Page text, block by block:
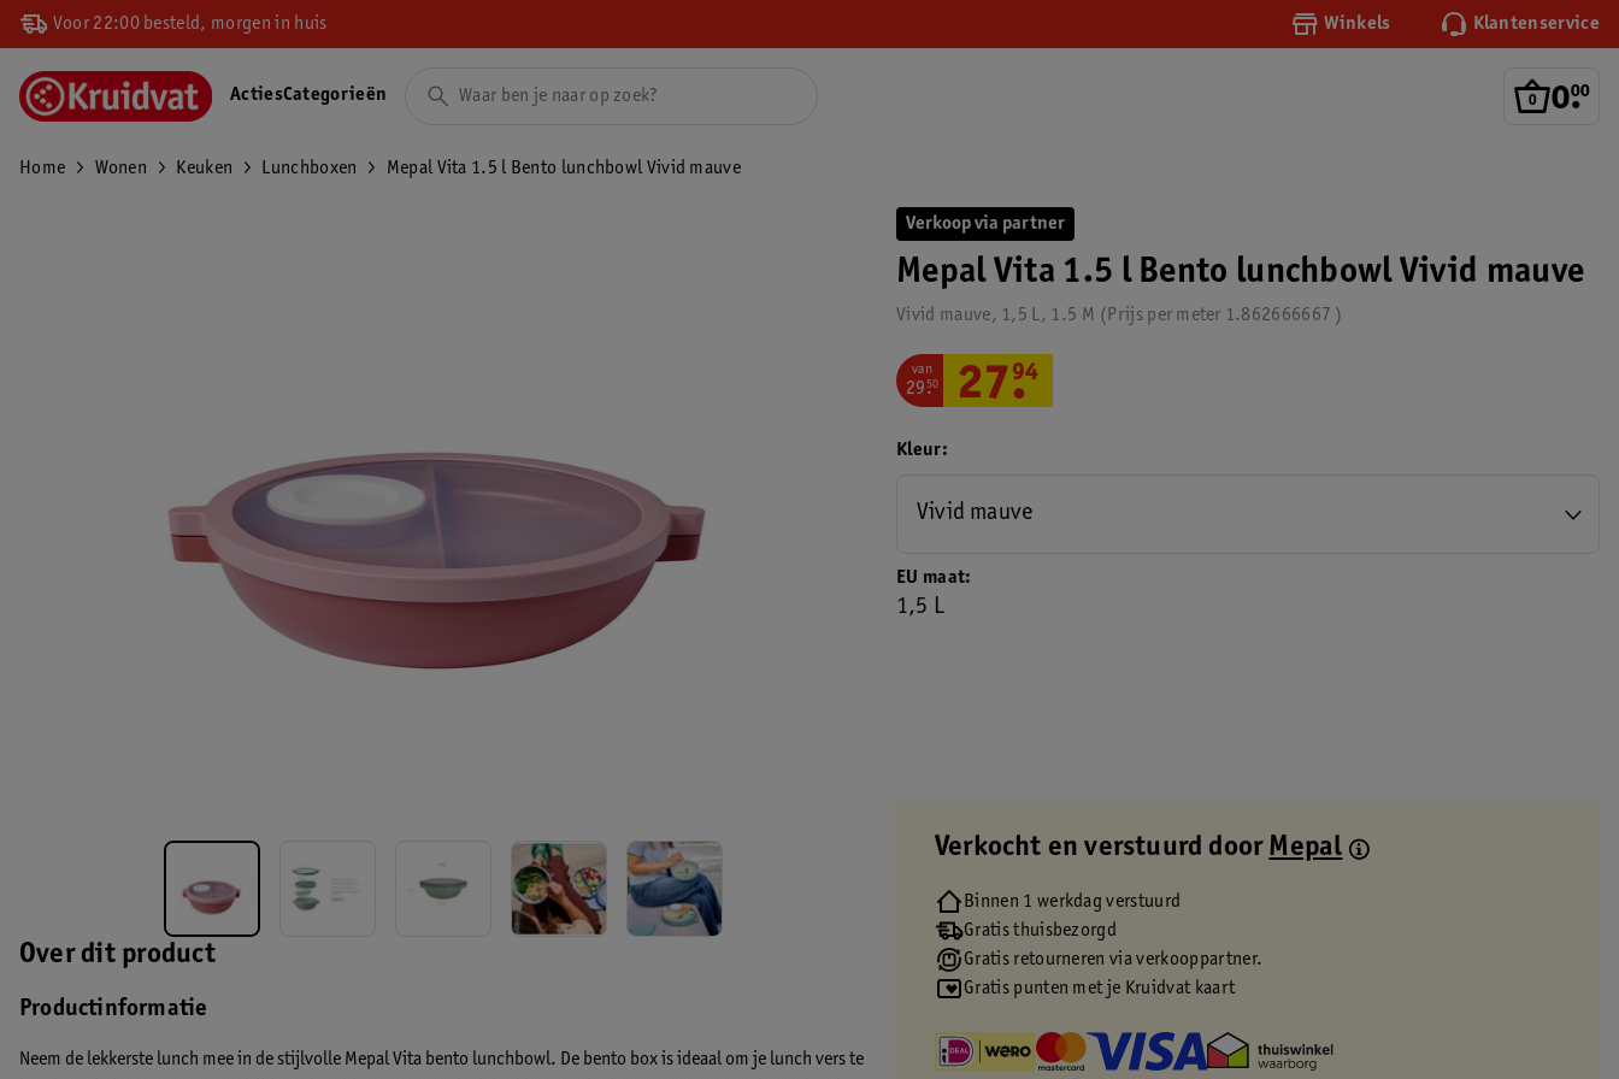
Voor 22:00 besteld, morgen in huis Winkels Klantenservice
0.
00
ActiesCategorieën
Home Wonen Keuken Lunchboxen Mepal Vita 1.5 l Bento lunchbowl Vivid mauve
Over dit product
Productinformatie
Neem de lekkerste lunch mee in de stijlvolle Mepal Vita bento lunchbowl. De bento box is ideaal om je lunch vers te
Verkoop via partner
Mepal Vita 1.5 l Bento lunchbowl Vivid mauve
Vivid mauve, 1,5 L, 1.5 M 1.862666667
Prijs per meter
van
29.
50 27.
94
EU maat
1,5 L
Kleur
Vivid mauve
Verkocht en verstuurd door Mepal
Binnen 1 werkdag verstuurd
Gratis thuisbezorgd
Gratis retourneren via verkooppartner.
Gratis punten met je Kruidvat kaart